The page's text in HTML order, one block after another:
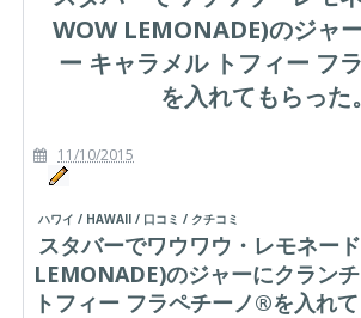
LEMONADE)のジャーにクランチー キャラメル
®を入れてもらった。
WOW LEMONADE)のジャ
ー キャラメル トフィー フ
を入れてもらった。
11/10/2015
ハワイ / HAWAII / 口コミ / クチコミ
スタバーでワウワウ・レモネー
LEMONADE)のジャーにクラン
トフィー フラペチーノ®を入れて